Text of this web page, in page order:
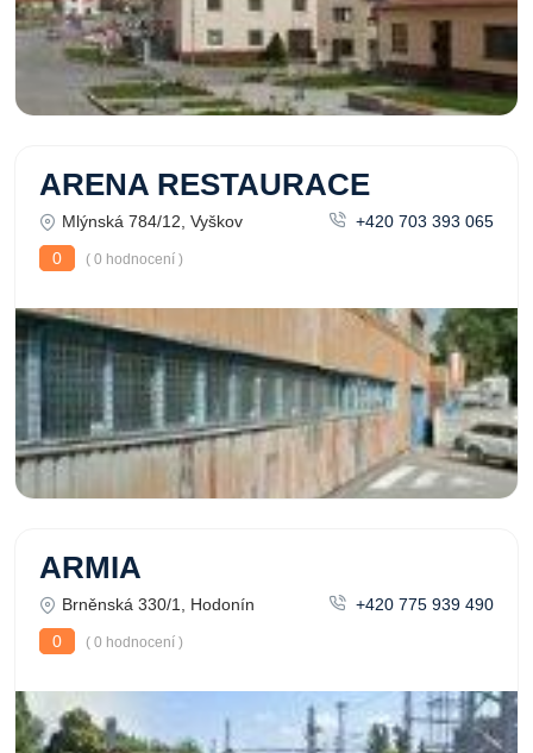
ARENA RESTAURACE
Mlýnská 784/12, Vyškov
+420 703 393 065
0
( 0 hodnocení )
ARMIA
Brněnská 330/1, Hodonín
+420 775 939 490
0
( 0 hodnocení )